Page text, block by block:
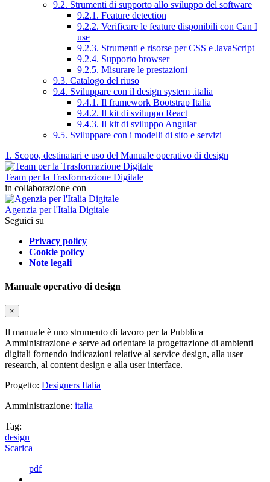
9.2. Strumenti di supporto allo sviluppo del software
9.2.1. Feature detection
9.2.2. Verificare le feature disponibili con Can I
use
9.2.3. Strumenti e risorse per CSS e JavaScript
9.2.4. Supporto browser
9.2.5. Misurare le prestazioni
9.3. Catalogo del riuso
9.4. Sviluppare con il design system .italia
9.4.1. Il framework Bootstrap Italia
9.4.2. Il kit di sviluppo React
9.4.3. Il kit di sviluppo Angular
9.5. Sviluppare con i modelli di sito e servizi
1. Scopo, destinatari e uso del Manuale operativo di design
Team per la Trasformazione Digitale
in collaborazione con
Agenzia per l'Italia Digitale
Seguici su
Privacy policy
Cookie policy
Note legali
Manuale operativo di design
×
Il manuale è uno strumento di lavoro per la Pubblica
Amministrazione e serve ad orientare la progettazione di ambienti
digitali fornendo indicazioni relative al service design, alla user
research, al content design e alla user interface.
Progetto: Designers Italia
Amministrazione: italia
Tag:
design
Scarica
pdf